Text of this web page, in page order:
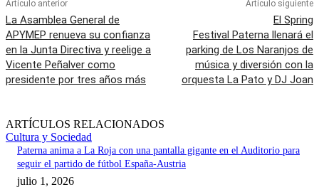
Artículo anterior
La Asamblea General de
APYMEP renueva su confianza
en la Junta Directiva y reelige a
Vicente Peñalver como
presidente por tres años más
Artículo siguiente
El Spring
Festival Paterna llenará el
parking de Los Naranjos de
música y diversión con la
orquesta La Pato y DJ Joan
ARTÍCULOS RELACIONADOS
Cultura y Sociedad
Paterna anima a La Roja con una pantalla gigante en el Auditorio para
seguir el partido de fútbol España-Austria
julio 1, 2026